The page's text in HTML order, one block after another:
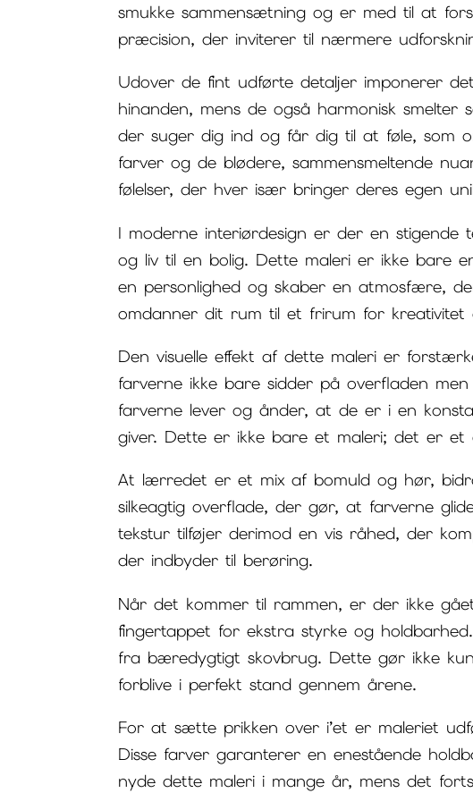
smukke sammensætning og er med til at
præcision, der inviterer til nærmere
Udover de fint udførte detaljer imponerer
hinanden, mens de også harmonisk
der suger dig ind og får dig til at føle, som
farver og de blødere, sammensmeltende
følelser, der hver især bringer deres egen
I moderne interiørdesign er der en
og liv til en bolig. Dette maleri er ikke bare
en personlighed og skaber en atmosfære,
omdanner dit rum til et frirum for
Den visuelle effekt af dette maleri er
farverne ikke bare sidder på overfladen
farverne lever og ånder, at de er i en
giver. Dette er ikke bare et maleri; det er et
At lærredet er et mix af bomuld og hør,
silkeagtig overflade, der gør, at farverne
tekstur tilføjer derimod en vis råhed, der
der indbyder til berøring.
Når det kommer til rammen, er der ikke
fingertappet for ekstra styrke og
fra bæredygtigt skovbrug. Dette gør ikke
forblive i perfekt stand gennem årene.
For at sætte prikken over i’et er maleriet
Disse farver garanterer en enestående
nyde dette maleri i mange år, mens det